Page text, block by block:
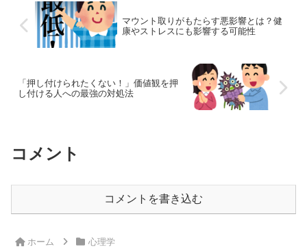
マウント取りがもたらす悪影響とは？健
康やストレスにも影響する可能性
「押し付けられたくない！」価値観を押
し付ける人への最強の対処法
コメント
コメントを書き込む
ホーム 心理学